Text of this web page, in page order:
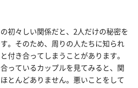
初々しい関係だと、2人だけの秘密を
。そのため、周りの人たちに知られ
付き合ってしまうことがあります。
っているカップルを見てみると、関
とんどありません。悪いことをして